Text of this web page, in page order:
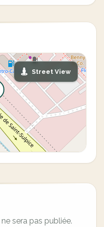
Street View
sera pas publiée.